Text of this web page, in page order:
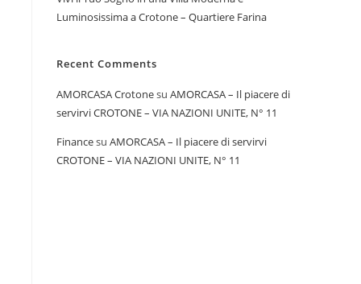
Luminosissima a Crotone – Quartiere Farina
Recent Comments
AMORCASA Crotonesu AMORCASA – Il piacere di
servirvi CROTONE – VIA NAZIONI UNITE, N° 11
Financesu AMORCASA – Il piacere di servirvi
CROTONE – VIA NAZIONI UNITE, N° 11